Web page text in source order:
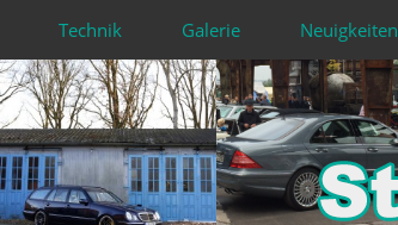
Technik Galerie Neuigkeiten